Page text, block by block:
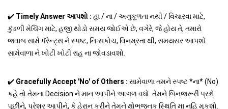
✔️ Timely Answer આપશો : હા / ના / અનુકૂળતા નથી / વિચારવા માટે,
કુંડળી મેચિંગ માટે, હજી થોડો સમય જોઈએ છે, વગેરે, જે હોય તે, તમારો
જવાબ સામે પૅરેન્ટ્સ ને સ્પષ્ટ, નિઃસકોચ, વિનમ્રતા થી, સમયસર આપશો.
સામેવાળા ને ખોટી ખોટી રાહ ના જોવડાવશો.
✔️ Gracefully Accept 'No' of Others : સામેવાળા તમને સ્પષ્ટ *ના* (No)
કહે તો તેમના Decision ને માન આપીને આગળ વધો. તેમને બિનજરૂરી પ્રશ્નો
પૂછીને, પ્રેશર આપીને, કે હેરાન કરીને તેમને ક્ષોભજનક સ્થિતિ મા નહિ મુકશો.